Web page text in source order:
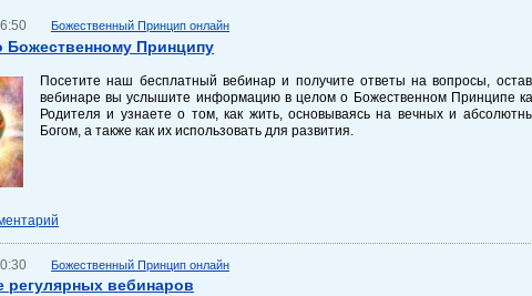
Божественный Принцип онлайн
Божественному Принципу
Посетите наш бесплатный вебинар и получите ответы на вопросы,
вебинаре вы услышите информацию в целом о Божественном Принципе
Родителя и узнаете о том, как жить, основываясь на вечных и
Богом, а также как их использовать для развития.
Божественный Принцип онлайн
регулярных вебинаров